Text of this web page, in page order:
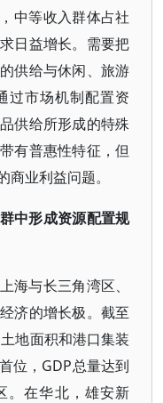
中等收入群体占社
日益增长。需要把
供给与休闲、旅游
过市场机制配置资
供给所形成的特殊
有普惠性特征，但
业利益问题。
中形成资源配置规
海与长三角湾区、
济的增长极。截至
地面积和港口集装
位，GDP总量达到
。在华北，雄安新